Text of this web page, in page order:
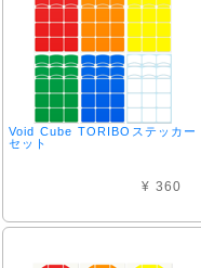
Void Cube TORIBOステッカー
セット
¥ 360